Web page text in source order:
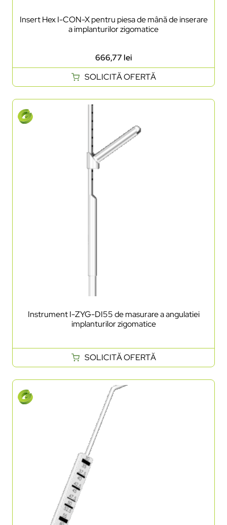
Insert Hex I-CON-X pentru piesa de mână de inserare
a implanturilor zigomatice
666,77 lei
SOLICITĂ OFERTĂ
Instrument I-ZYG-DI55 de masurare a angulatiei
implanturilor zigomatice
SOLICITĂ OFERTĂ